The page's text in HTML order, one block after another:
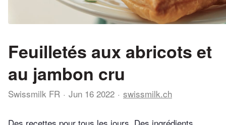
Feuilletés aux abricots et
au jambon cru
Swissmilk FR Jun 16 2022 swissmilk.ch